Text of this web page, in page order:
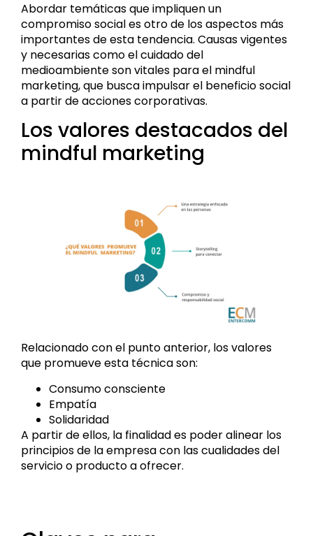
Abordar temáticas que impliquen un
compromiso social es otro de los aspectos más
importantes de esta tendencia. Causas vigentes
y necesarias como el cuidado del
medioambiente son vitales para el mindful
marketing, que busca impulsar el beneficio social
a partir de acciones corporativas.
Los valores destacados del
mindful marketing
Relacionado con el punto anterior, los valores
que promueve esta técnica son:
Consumo consciente
Empatía
Solidaridad
A partir de ellos, la finalidad es poder alinear los
principios de la empresa con las cualidades del
servicio o producto a ofrecer.